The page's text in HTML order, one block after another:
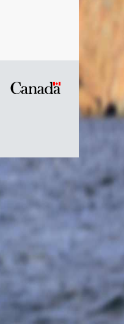
Symbole
Canada